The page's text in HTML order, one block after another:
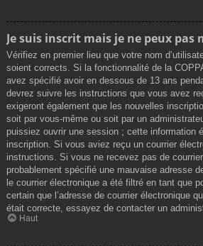
Je suis inscrit mais je ne peux pas
Vérifiez en premier lieu que votre nom
soient corrects. Si la fonctionnalité de la
avez spécifié avoir en dessous de 13 ans
devrez suivre les instructions que vous avez
exigeront également que les nouvelles
soit par vous-même ou soit par un
puissiez ouvrir une session ; cette information
inscription. Si vous aviez reçu un courrier
instructions. Si vous ne recevez pas de
probablement spécifié une mauvaise adresse
le courrier électronique a été filtré en tant que
certain que l’adresse de courrier électronique
était correcte, essayez de contacter un
Haut